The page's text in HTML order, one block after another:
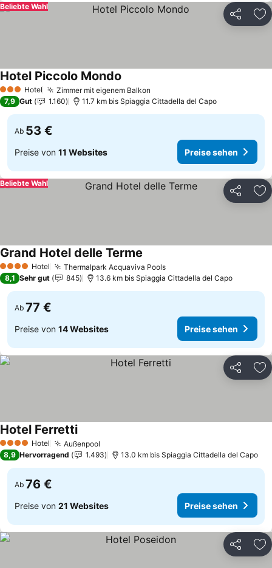
Teilen
Beliebte Wahl
3 SterneHotel Zimmer mit eigenem Balkon
Hotel Piccolo Mondo
7,9 Gut 1.160 11.7 km bis Spiaggia Cittadella del Capo
Ab 53 €
Preise von 11 Websites Preise sehen
Teilen
Beliebte Wahl
4 Sterne Hotel Thermalpark Acquaviva PoolsPreise sehen
Grand Hotel delle Terme
8,1 Sehr gut 845 13.6 km bis Spiaggia Cittadella del Capo
Ab 77 €
Preise von 14 Websites Preise sehen
Teilen
4 Sterne Hotel Außenpool
Hotel FerrettiPreise sehen
8,9 Hervorragend 1.493 13.0 km bis Spiaggia Cittadella del Capo
Ab 76 €
Preise von 21 Websites Preise sehen
Teilen